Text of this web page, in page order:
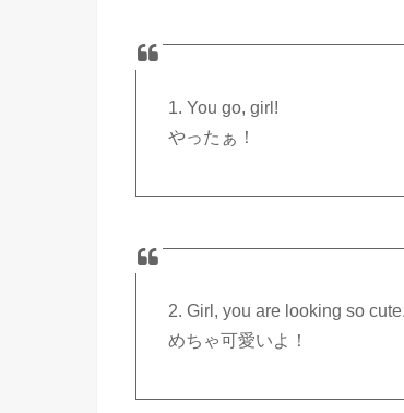
1. You go, girl!
やったぁ！
2. Girl, you are looking so cute.
めちゃ可愛いよ！